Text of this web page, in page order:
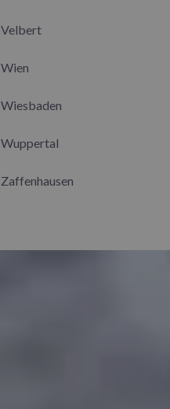
Velbert
Wien
Wiesbaden
Wuppertal
Zaffenhausen